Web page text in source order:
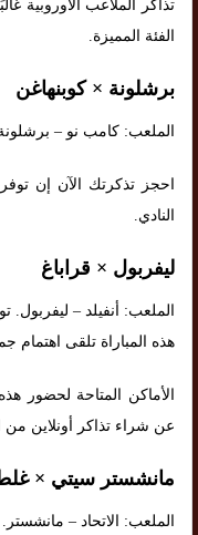
تذاكر الملاعب الأوروبية
الفئة المميزة.
برشلونة × كوبنهاغن
الملعب: كامب نو –
احجز تذكرتك الآن إن
النادي.
ليفربول × قراباغ
الملعب: أنفيلد – ليفربول.
هذه المباراة تلقى اهتمام
الأماكن المتاحة لحضور
عن شراء تذاكر أونلاين
مانشستر سيتي ×
الملعب: الاتحاد – مانشستر.